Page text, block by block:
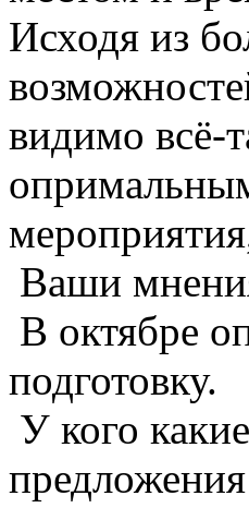
Исходя из
видимо всё-
Ваши
В октябре
подготовку.
У кого